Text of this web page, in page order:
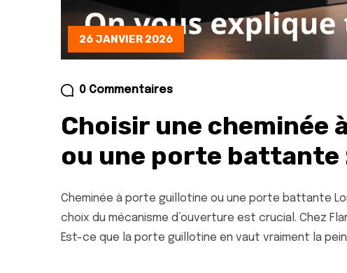
26 JANVIER 2026
0 Commentaires
Choisir une cheminée
ou une porte battante
Cheminée à porte guillotine ou une porte battante
choix du mécanisme d’ouverture est crucial. Chez
Est-ce que la porte guillotine en vaut vraiment la